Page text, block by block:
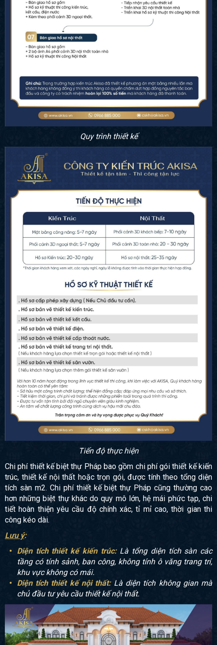
Quy trình thiết kế
Tiến độ thực hiện
Chi phí thiết kế biệt thự Pháp bao gồm chi phí gói thiết kế kiến
trúc, thiết kế nội thất hoặc trọn gói, được tính theo tổng diện
tích sàn m2. Chi phí thiết kế biệt thự Pháp cũng thường cao
hơn những biệt thự khác do quy mô lớn, hệ mái phức tạp, chi
tiết hoàn thiện yêu cầu độ chính xác, tỉ mỉ cao, thời gian thi
công kéo dài.
Lưu ý:
Diện tích thiết kế kiến trúc:Là tổng diện tích sàn các
tầng có tính sảnh, ban công, không tính ô văng trang trí,
khu vực không có mái.
Diện tích thiết kế nội thất:Là diện tích không gian mà
chủ đầu tư yêu cầu thiết kế nội thất.